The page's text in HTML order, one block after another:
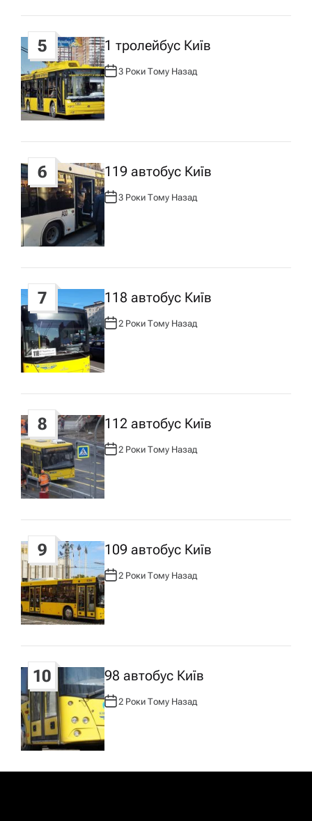
5 1 тролейбус Київ
А
В
Т
О
Р
:
3 Роки Тому Назад
6 119 автобус Київ
А
Р
:
3 Роки Тому Назад
7 118 автобус Київ
А
В
Т
Р
:
2 Роки Тому Назад
8 112 автобус Київ
А
В
О
Р
:
2 Роки Тому Назад
9 109 автобус Київ
А
В
Т
О
Р
:
2 Роки Тому Назад
10 98 автобус Київ
А
В
Т
Р
:
2 Роки Тому Назад